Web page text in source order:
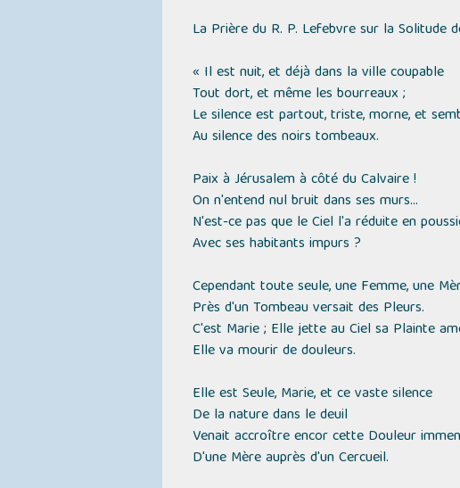
La Prière du R. P. Lefebvre sur la Solitude
« Il est nuit, et déjà dans la ville coupable
Tout dort, et même les bourreaux ;
Le silence est partout, triste, morne, et
Au silence des noirs tombeaux.
Paix à Jérusalem à côté du Calvaire !
On n'entend nul bruit dans ses murs...
N'est-ce pas que le Ciel l'a réduite en
Avec ses habitants impurs ?
Cependant toute seule, une Femme, une
Près d'un Tombeau versait des Pleurs.
C'est Marie ; Elle jette au Ciel sa Plainte
Elle va mourir de douleurs.
Elle est Seule, Marie, et ce vaste silence
De la nature dans le deuil
Venait accroître encor cette Douleur
D'une Mère auprès d'un Cercueil.